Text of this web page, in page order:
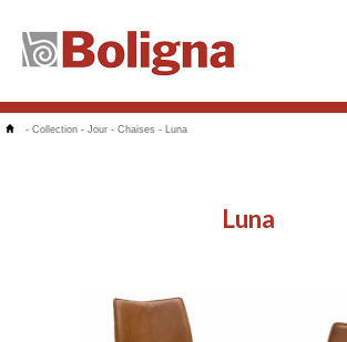
- Collection - Jour - Chaises - Luna
Luna